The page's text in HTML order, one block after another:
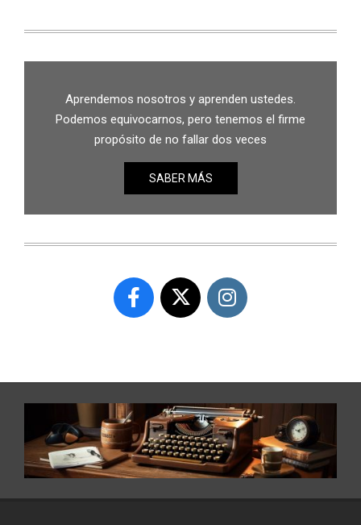
Aprendemos nosotros y aprenden ustedes.
Podemos equivocarnos, pero tenemos el firme
propósito de no fallar dos veces
SABER MÁS